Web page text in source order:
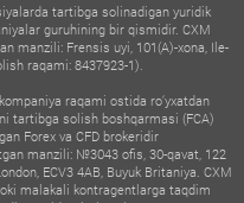
tartibga solinadigan yuridik
guruhining bir qismidir. CXM
manzili: Frensis uyi, 101(A)-xona, Ile-
raqami: 8437923-1).
raqami ostida ro‘yxatdan
tartibga solish boshqarmasi (FCA)
Forex va CFD brokeridir
manzili: №3043 ofis, 30-qavat, 122
ECV3 4AB, Buyuk Britaniya. CXM
malakali kontragentlarga taqdim